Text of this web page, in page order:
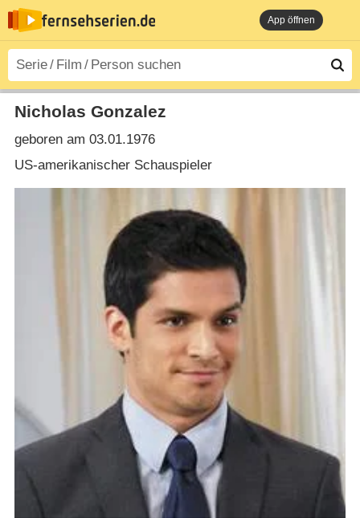
App öffnen
Nicholas Gonzalez
geboren am 03.01.1976
US-amerikanischer Schauspieler